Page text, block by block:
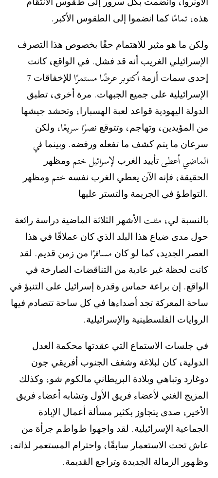
ﻫﺬﻩ، تمامًا ﻛﻤﺎ ﺍﻧﻀﻤﻮﺍ ﺇﻟﻰ ﺍﻟﻄﻘﻮﺱ ﺍﻷﻛﺒﺮ.
‫ﻭﻟﻜﻦ ﻣﺎ ﻫﻮ ﻣﺜﻴﺮ ﻟﻼﻫﺘﻤﺎﻡ ﺣﻘًﺎ ﺑﺨﺼﻮﺹ ﻫﺬﺍ ﺍﻟﺘﺼﺮﻑ
ﺍﻹﺳﺮﺍﺋﻴﻠﻲ ﺍﻟﻐﺮﻳﺐ ﺃﻧﻪ ﻗﺪ ﻓﺸﻞ. ﻓﻲ ﺍﻟﻮﺍﻗﻊ، ﻛﺎﻧﺖ
ﺇﺣﺪﻯ ﺳﻤﺎﺕ ﺃﺯﻣﺔ ‪ 7 أكتوبر عرضًا مستمرًا ﻟﻺﺧﻔﺎﻗﺎﺕ
ﺍﻹﺳﺮﺍﺋﻴﻠﻴﺔ ﻋﻠﻰ ﺟﻤﻴﻊ ﺍﻟﺠﺒﻬﺎﺕ. ﻣﺮﺓ ﺃﺧﺮﻯ، ﺗﻄﺒﻖ
ﺍﻟﺪﻭﻟﺔ ﺍﻟﻴﻬﻮﺩﻳﺔ ﻗﻮﺍﻋﺪ ﻟﻌﺒﺔ ﺍﻟﻬﺴﺒﺎﺭﺍ، ﻭﺗﺤﺸﺪ ﺟﻴﺸﻬﺎ
ﻣﻦ ﺍﻟﻤﺆﻳﺪﻳﻦ، ﻭﺗﻬﺎﺟﻢ، ﻭﺗﺘﻮﻗﻊ نصرًا سريعًا، ﻭﻟﻜﻦ
ﺳﺮﻋﺎﻥ ﻣﺎ ﻳﺘﻢ ﻛﺸﻒ ﻣﺎ ﺗﻔﻌﻠﻪ ﻭﺭﻓﻀﻪ. ﻭﺑﻴﻨﻤﺎ في
الماضي أعطى ﺗﺄﻳﻴﺪ ﺍﻟﻐﺮﺏ لإسرائيل ختم ﻭﻣﻈﻬﺮ
ﺍﻟﺤﻘﻴﻘﺔ، ﻓﺈﻧﻪ ﺍﻵﻥ ﻳﻌﻄﻲ ﺍﻟﻐﺮﺏ ﻧﻔﺴﻪ ختم ﻭﻣﻈﻬﺮ
ﺍﻟﺘﻮﺍﻁﺆ ﻓﻲ ﺍﻟﺠﺮﻳﻤﺔ ﻭﺍﻟﺘﺴﺘﺮ ﻋﻠﻴﻬﺎ.
‫ﺑﺎﻟﻨﺴﺒﺔ ﻟﻲ، مثلت ﺍﻷﺷﻬﺮ ﺍﻟﺜﻼﺛﺔ ﺍﻟﻤﺎﺿﻴﺔ ﺩﺭﺍﺳﺔ ﺭﺍﺋﻌﺔ
ﺣﻮﻝ ﻣﺪﻯ ﺿﻴﺎﻉ ﻫﺬﺍ ﺍﻟﺒﻠﺪ ﺍﻟﺬﻱ ﻛﺎﻥ ﻋﻤﻼﻗًﺎ ﻓﻲ ﻫﺬﺍ
ﺍﻟﻌﺼﺮ ﺍﻟﺠﺪﻳﺪ، ﻛﻤﺎ ﻟﻮ ﻛﺎﻥ مسافرًا ﻣﻦ ﺯﻣﻦ ﻗﺪﻳﻢ. ﻟﻘﺪ
ﻛﺎﻧﺖ ﻟﺤﻈﺔ ﻏﻴﺮ ﻋﺎﺩﻳﺔ ﻣﻦ ﺍﻟﺘﻨﺎﻗﻀﺎﺕ ﺍﻟﺼﺎﺭﺧﺔ ﻓﻲ
ﺍﻟﻮﺍﻗﻊ. ﺇﻥ ﺑﺮﺍﻋﺔ ﺣﻤﺎﺱ ﻭﻗﺪﺭﺓ ﺇﺳﺮﺍﺋﻴﻞ ﻋﻠﻰ ﺍﻟﺘﻨﺒﺆ ﻓﻲ
ﺳﺎﺣﺔ ﺍﻟﻤﻌﺮﻛﺔ ﺗﺠﺪ ﺃﺻﺪﺍءﻫﺎ ﻓﻲ ﻛﻞ ﺳﺎﺣﺔ ﺗﺘﺼﺎﺩﻡ ﻓﻴﻬﺎ
ﺍﻟﺮﻭﺍﻳﺎﺕ ﺍﻟﻔﻠﺴﻄﻴﻨﻴﺔ ﻭﺍﻹﺳﺮﺍﺋﻴﻠﻴﺔ.
‫ﻓﻲ ﺟﻠﺴﺎﺕ ﺍﻻﺳﺘﻤﺎﻉ ﺍﻟﺘﻲ ﻋﻘﺪﺗﻬﺎ ﻣﺤﻜﻤﺔ ﺍﻟﻌﺪﻝ
ﺍﻟﺪﻭﻟﻴﺔ، ﻛﺎﻥ ﻟﺒﻼﻏﺔ ﻭﺷﻐﻒ ﺍﻟﺠﻨﻮﺏ ﺃﻓﺮﻳﻘﻲ ﺟﻮﻥ
ﺩﻭﻏﺎﺭﺩ ﻭﺗﺒﺎﻫﻲ ﻭﺑﻼﺩﺓ ﺍﻟﺒﺮﻳﻄﺎﻧﻲ ﻣﺎﻟﻜﻮﻡ ﺷﻮ، ﻭﻛﺬﻟﻚ
ﺍﻟﻤﺰﻳﺞ ﺍﻟﻐﻨﻲ ﻷﻋﻀﺎء ﻓﺮﻳﻖ ﺍﻷﻭﻝ ﻭﺗﺸﺎﺑﻪ ﺃﻋﻀﺎء ﻓﺮﻳﻖ
ﺍﻷﺧﻴﺮ، ﺻﺪﻯ ﻳﺘﺠﺎﻭﺯ ﺑﻜﺜﻴﺮ ﻣﺴﺄﻟﺔ ﺃﻋﻤﺎﻝ ﺍﻹﺑﺎﺩﺓ
ﺍﻟﺠﻤﺎﻋﻴﺔ ﺍﻹﺳﺮﺍﺋﻴﻠﻴﺔ. ﻟﻘﺪ ﻭﺍﺟﻬﻮﺍ ﻁﻮﺍﻁﻢ ﺟﺮﺃﺓ ﻣﻦ
ﻋﺎﺵ ﺗﺤﺖ ﺍﻻﺳﺘﻌﻤﺎﺭ ﺳﺎﺑﻘًﺎ، ﻭﺍﺣﺘﺮﺍﻡ ﺍﻟﻤﺴﺘﻌﻤﺮ ﻟﺬﺍﺗﻪ،
ﻭﻅﻬﻮﺭ ﺍﻟﺰﻣﺎﻟﺔ ﺍﻟﺠﺪﻳﺪﺓ ﻭﺗﺮﺍﺟﻊ ﺍﻟﻘﺪﻳﻤﺔ.